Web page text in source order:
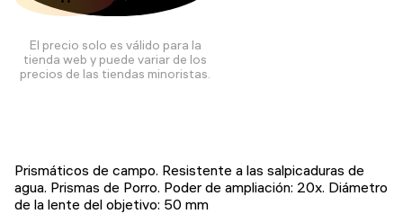
El precio solo es válido para la
tienda web y puede variar de los
precios de las tiendas minoristas.
Prismáticos de campo. Resistente a las salpicaduras de
agua. Prismas de Porro. Poder de ampliación: 20x. Diámetro
de la lente del objetivo: 50 mm